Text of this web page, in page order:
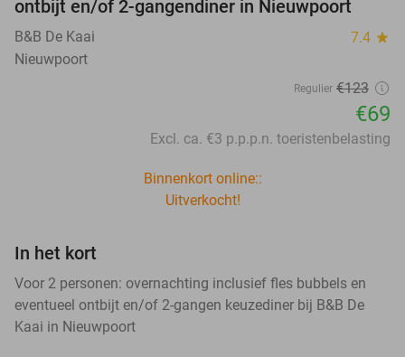
ontbijt en/of 2-gangendiner in Nieuwpoort
B&B De Kaai 7.4 star
Nieuwpoort
Regulier €123
€69
Excl. ca. €3 p.p.p.n. toeristenbelasting
Binnenkort online::
Uitverkocht!
In het kort
Voor 2 personen: overnachting inclusief fles bubbels en
eventueel ontbijt en/of 2-gangen keuzediner bij B&B De
Kaai in Nieuwpoort